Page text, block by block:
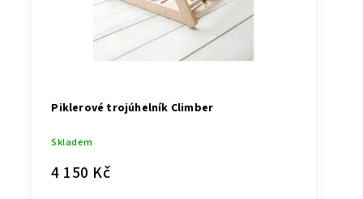
Piklerové trojúhelník Climber
Skladem
4 150 Kč